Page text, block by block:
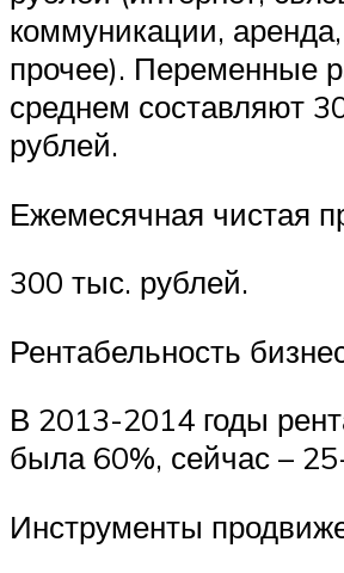
коммуникации,
прочее). Переменные
среднем составляют
рублей.
Ежемесячная чистая
300 тыс. рублей.
Рентабельность
В 2013-2014 годы
была 60%, сейчас –
Инструменты